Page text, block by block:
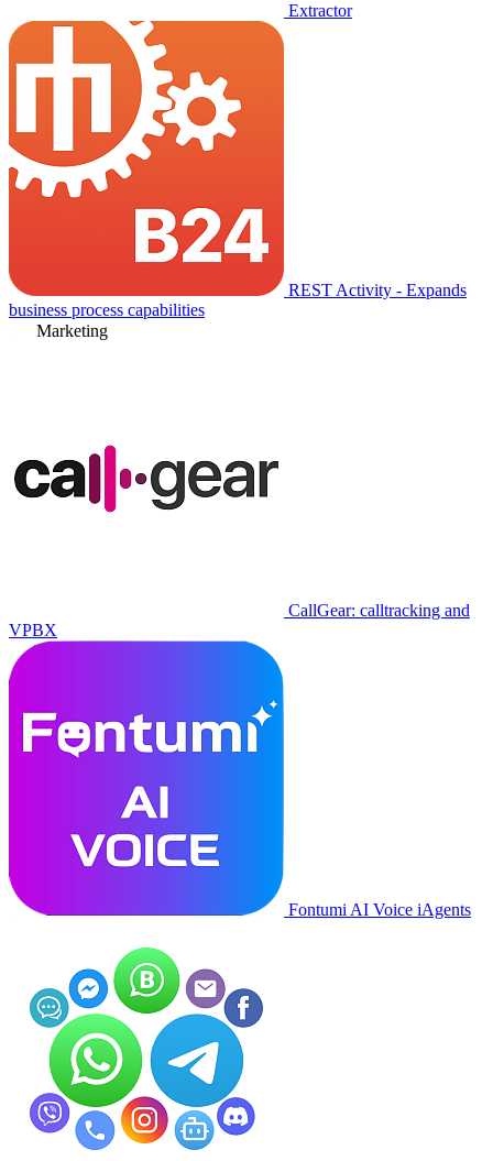
Extractor
REST Activity - Expands
business process capabilities
Marketing
CallGear: calltracking and
VPBX
Fontumi AI Voice iAgents